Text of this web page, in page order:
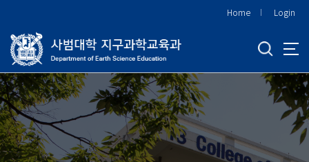
메
뉴
Home Login